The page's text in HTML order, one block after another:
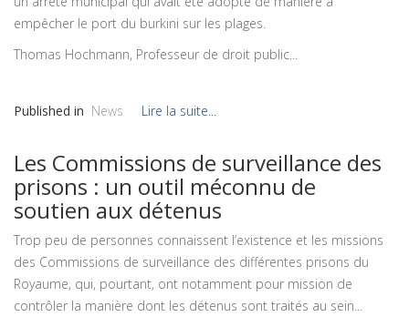
empêcher le port du burkini sur les plages.
Thomas Hochmann, Professeur de droit public...
Published in News Lire la suite...
Les Commissions de surveillance des
prisons : un outil méconnu de
soutien aux détenus
Trop peu de personnes connaissent l’existence et les missions
des Commissions de surveillance des différentes prisons du
Royaume, qui, pourtant, ont notamment pour mission de
contrôler la manière dont les détenus sont traités au sein...